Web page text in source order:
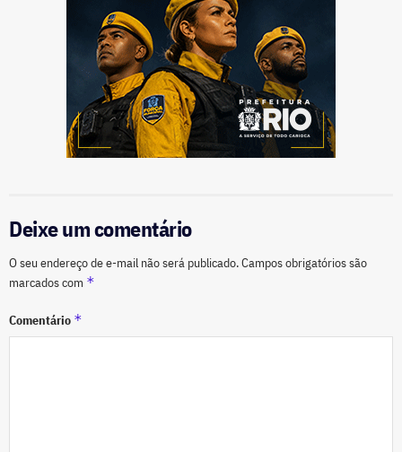
Deixe um comentário
O seu endereço de e-mail não será publicado.Campos obrigatórios são
marcados com *
Comentário *